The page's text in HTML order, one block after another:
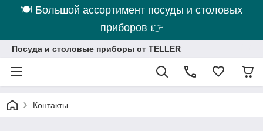
🍽 Большой ассортимент посуды и столовых
приборов 👉
Посуда и столовые приборы от TELLER
Контакты